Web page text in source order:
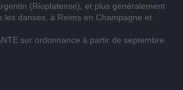
(Rioplatense), et plus généralement
les danses, à Reims en Champagne et
sur ordonnance à partir de septembre